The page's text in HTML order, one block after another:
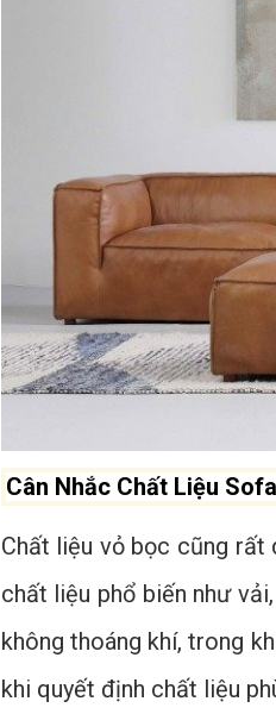
Cân Nhắc Chất Liệu Sofa
Chất liệu vỏ bọc cũng rất
chất liệu phổ biến như
không thoáng khí, trong
khi quyết định chất liệu